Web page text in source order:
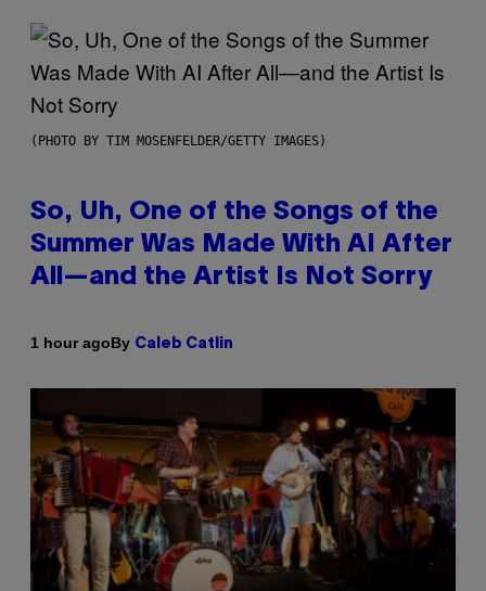
(PHOTO BY TIM MOSENFELDER/GETTY IMAGES)
So, Uh, One of the Songs of the
Summer Was Made With AI After
All—and the Artist Is Not Sorry
1 hour agoBy Caleb Catlin